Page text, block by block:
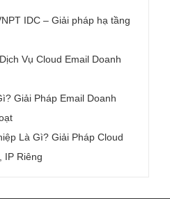
IDC – Giải pháp hạ tầng
Vụ Cloud Email Doanh
Giải Pháp Email Doanh
Là Gì? Giải Pháp Cloud
IP Riêng